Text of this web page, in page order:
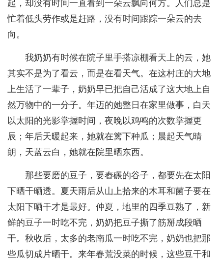
起，却没有时间一直看到一朵云飘向何方。人们总是
忙着低头劳作或是赶路，没有时间跟踪一朵云的去
向。
我奶奶有时候在院子里手搭凉棚看天上的云，她
其实不是为了看云，而是在看天气。在这村庄的大地
上生活了一辈子，奶奶早已把自己活成了这大地上自
然万物中的一分子。年迈的她整日在家里做事，白天
以太阳的光影掌握时间，夜晚以鸡鸣的次数掌握更
辰；年后天暖起来，她就在篱下种瓜；晨起天气晴
朗，天蓝云白，她就在院里晒东西。
那些要磨的豆子，要舂碾的谷子，都要先在太阳
下晒干晒透。夏天雨后从山上拾来的木耳和菌子要在
太阳下晒干才是最好。仲夏，地里的四季豆熟了，新
鲜的豆子一时吃不完，奶奶把豆子撕了筋掰成段晒
干。秋收后，太多的老南瓜一时吃不完，奶奶也把那
些瓜切成片晒干。来年春荒没菜的时候，这些豆干和